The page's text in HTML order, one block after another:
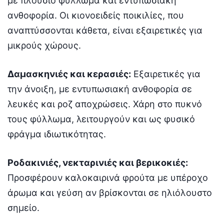
ανθοφορία. Οι κιονοειδείς ποικιλίες, που
αναπτύσσονται κάθετα, είναι εξαιρετικές για
μικρούς χώρους.
Δαμασκηνιές και κερασιές: Εξαιρετικές για
την άνοιξη, με εντυπωσιακή ανθοφορία σε
λευκές και ροζ αποχρώσεις. Χάρη στο πυκνό
τους φύλλωμα, λειτουργούν και ως φυσικό
φράγμα ιδιωτικότητας.
Ροδακινιές, νεκταρινιές και βερικοκιές:
Προσφέρουν καλοκαιρινά φρούτα με υπέροχο
άρωμα και γεύση αν βρίσκονται σε ηλιόλουστο
σημείο.